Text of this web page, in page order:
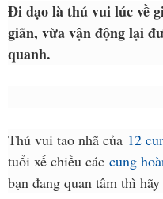
Đi dạo là thú vui lúc về
giãn, vừa vận động lại
quanh.
Thú vui tao nhã của 12
tuổi xế chiều các cung
bạn đang quan tâm thì